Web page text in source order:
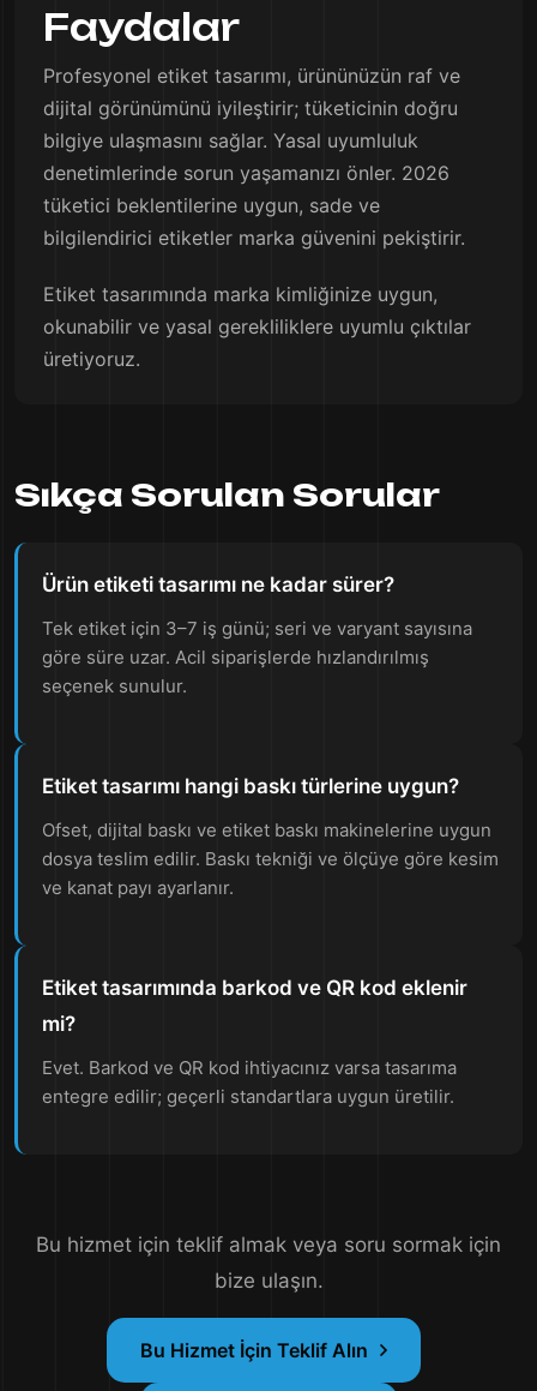
Faydalar
Profesyonel etiket tasarımı, ürününüzün raf ve
dijital görünümünü iyileştirir; tüketicinin doğru
bilgiye ulaşmasını sağlar. Yasal uyumluluk
denetimlerinde sorun yaşamanızı önler. 2026
tüketici beklentilerine uygun, sade ve
bilgilendirici etiketler marka güvenini pekiştirir.
Etiket tasarımında marka kimliğinize uygun,
okunabilir ve yasal gerekliliklere uyumlu çıktılar
üretiyoruz.
Sıkça Sorulan Sorular
Ürün etiketi tasarımı ne kadar sürer?
Tek etiket için 3–7 iş günü; seri ve varyant sayısına
göre süre uzar. Acil siparişlerde hızlandırılmış
seçenek sunulur.
Etiket tasarımı hangi baskı türlerine uygun?
Ofset, dijital baskı ve etiket baskı makinelerine uygun
dosya teslim edilir. Baskı tekniği ve ölçüye göre kesim
ve kanat payı ayarlanır.
Etiket tasarımında barkod ve QR kod eklenir
mi?
Evet. Barkod ve QR kod ihtiyacınız varsa tasarıma
entegre edilir; geçerli standartlara uygun üretilir.
Bu hizmet için teklif almak veya soru sormak için
bize ulaşın.
Bu Hizmet İçin Teklif Alın